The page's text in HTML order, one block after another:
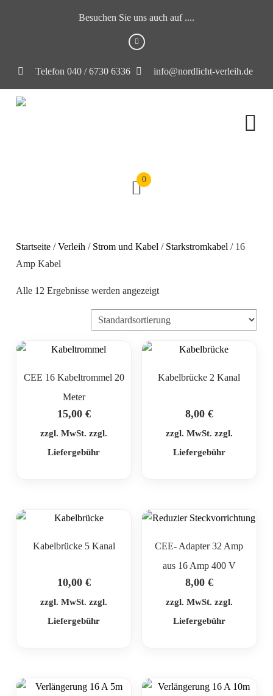
Besuchen Sie uns auch auf ....
Telefon 040 / 6730 6336 info@nordlicht-verleih.de
0
Startseite /Verleih / Strom und Kabel / Starkstromkabel / 16
Amp Kabel
Alle 12 Ergebnisse werden angezeigt
CEE 16 Kabeltrommel 20
Meter
15,00 €
zzgl. MwSt. zzgl.
Liefergebühr
Kabelbrücke 2 Kanal
8,00 €
zzgl. MwSt. zzgl.
Liefergebühr
Kabelbrücke 5 Kanal
10,00 €
zzgl. MwSt. zzgl.
Liefergebühr
CEE- Adapter 32 Amp
aus 16 Amp 400 V
8,00 €
zzgl. MwSt. zzgl.
Liefergebühr